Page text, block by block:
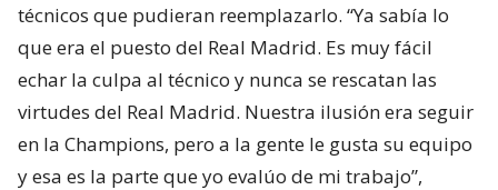
técnicos que pudieran reemplazarlo. “Ya sabía lo
que era el puesto del Real Madrid. Es muy fácil
echar la culpa al técnico y nunca se rescatan las
virtudes del Real Madrid. Nuestra ilusión era seguir
en la Champions, pero a la gente le gusta su equipo
y esa es la parte que yo evalúo de mi trabajo”,